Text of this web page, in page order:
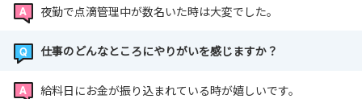
【インスタ情報】
小児療育病院
in/
夜勤で点滴管理中が数名いた時は大変でした。
仕事のどんなところにやりがいを感じますか？
給料日にお金が振り込まれている時が嬉しいです。